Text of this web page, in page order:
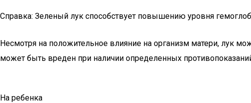
Справка: Зеленый лук способствует повышению уровня
Несмотря на положительное влияние на организм матери, лук
может быть вреден при наличии определенных
На ребенка